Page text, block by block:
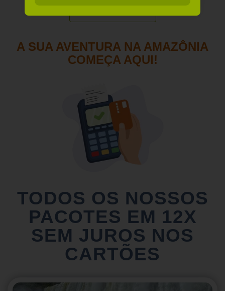
A SUA AVENTURA NA AMAZÔNIA
COMEÇA AQUI!
TODOS OS NOSSOS
PACOTES EM 12X
SEM JUROS NOS
CARTÕES